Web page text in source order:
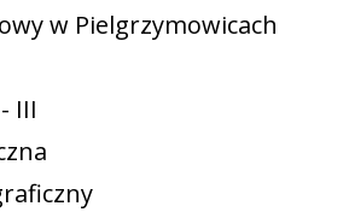
w Pielgrzymowicach
III